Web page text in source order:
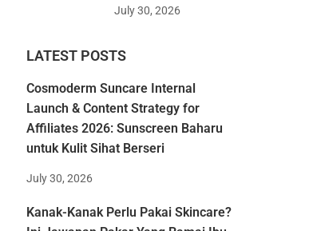
July 30, 2026
LATEST POSTS
Cosmoderm Suncare Internal
Launch & Content Strategy for
Affiliates 2026: Sunscreen Baharu
untuk Kulit Sihat Berseri
July 30, 2026
Kanak-Kanak Perlu Pakai Skincare?